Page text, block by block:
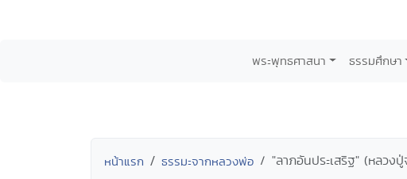
พระพุทธศาสนา ธรรมศึกษา
หน้าแรก ธรรมะจากหลวงพ่อ "ลาภอันประเสริฐ" (หลวง